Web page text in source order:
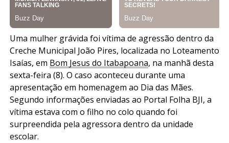
Uma mulher grávida foi vítima de agressão dentro da
Creche Municipal João Pires, localizada no Loteamento
Isaías, em Bom Jesus do Itabapoana, na manhã desta
sexta-feira (8). O caso aconteceu durante uma
apresentação em homenagem ao Dia das Mães.
Segundo informações enviadas ao Portal Folha BJI, a
vítima estava com o filho no colo quando foi
surpreendida pela agressora dentro da unidade
escolar.